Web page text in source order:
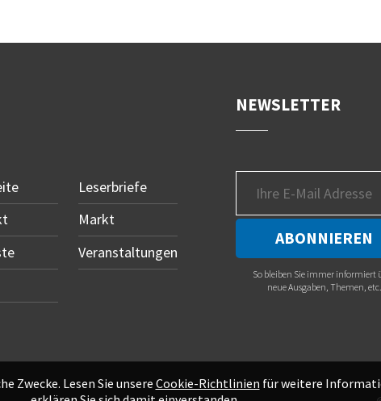
Leserbriefe
Markt
Veranstaltungen
NEWSLETTER
So bleiben Sie immer informiert
neue Ausgaben, Themen, etc.
Zwecke. Lesen Sie unsere Cookie-Richtlinien für weitere